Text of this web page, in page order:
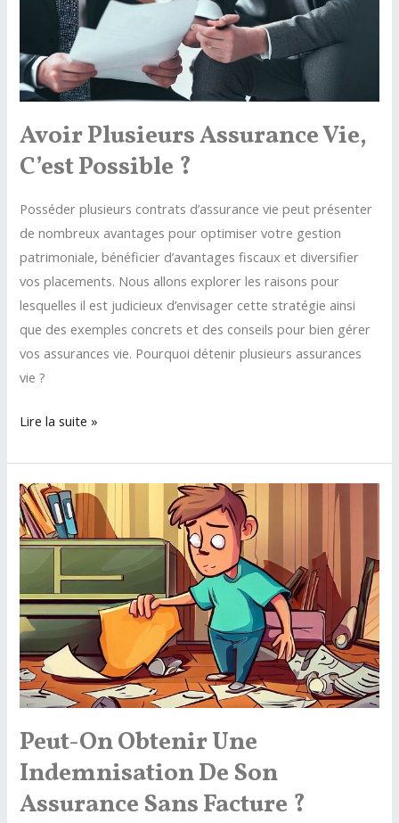
savoir
Avoir Plusieurs Assurance Vie,
C’est Possible ?
Posséder plusieurs contrats d’assurance vie peut présenter
de nombreux avantages pour optimiser votre gestion
patrimoniale, bénéficier d’avantages fiscaux et diversifier
vos placements. Nous allons explorer les raisons pour
lesquelles il est judicieux d’envisager cette stratégie ainsi
que des exemples concrets et des conseils pour bien gérer
vos assurances vie. Pourquoi détenir plusieurs assurances
vie ?
Avoir
assurance
vie,
c’est
possible
Lire la suite »
Peut-On Obtenir Une
Indemnisation De Son
Assurance Sans Facture ?